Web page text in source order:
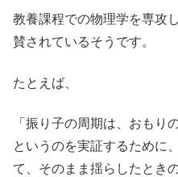
教養課程での物理学を専攻
賛されているそうです。
たとえば、
「振り子の周期は、おもり
というのを実証するために
て、そのまま揺らしたとき